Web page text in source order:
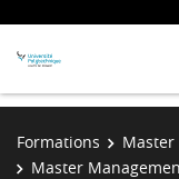
Formations
Master
Master